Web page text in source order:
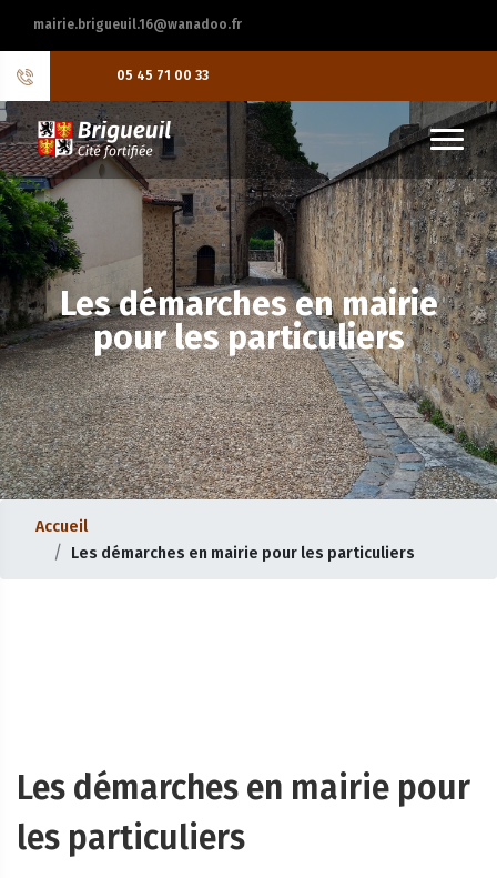
mairie.brigueuil.16@wanadoo.fr
05 45 71 00 33
Les démarches en mairie
pour les particuliers
Accueil
Les démarches en mairie pour les particuliers
Les démarches en mairie pour
les particuliers